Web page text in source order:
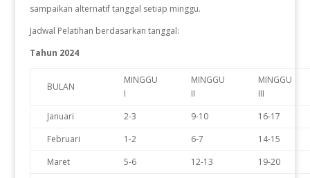
sampaikan alternatif tanggal setiap minggu.
Jadwal Pelatihan berdasarkan tanggal:
Tahun 2024
BULAN
MINGGU
I
MINGGU
II
MINGGU
III
Januari
2-3 9-10
16-17
Februari
1-2 6-7
14-15
Maret
5-6 12-13
19-20